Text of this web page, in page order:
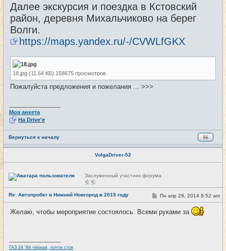
Далее экскурсия и поездка в Кстовский
район, деревня Михальчиково на берег
Волги.
https://maps.yandex.ru/-/CVWLfGKX
18.jpg (11.64 КБ) 158675 просмотров
Пожалуйста предложения и пожелания ... >>>
Моя анкета
На Drive'e
Вернуться к началу
VolgaDriver-52
Н
е
е
т
и
Заслуженный участник форума
Re: Автопробег в Нижний Новгород в 2015 году #2
С
о
б
Пн апр 28, 2014 8:52 am
Желаю, чтобы мероприятие состоялось. Всеми руками за
ГАЗ 24 '84 чёрная, почти сток